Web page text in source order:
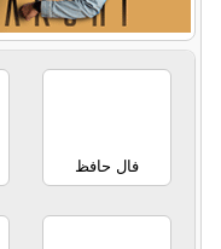
فال حافظ